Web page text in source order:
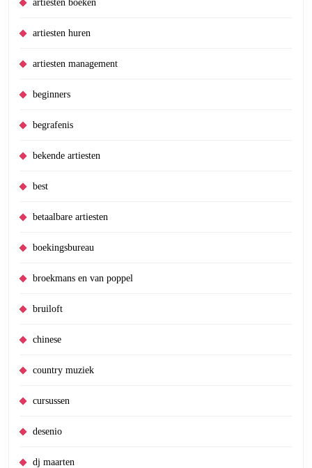
artiesten boeken
artiesten huren
artiesten management
beginners
begrafenis
bekende artiesten
best
betaalbare artiesten
boekingsbureau
broekmans en van poppel
bruiloft
chinese
country muziek
cursussen
desenio
dj maarten